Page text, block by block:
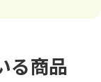
る商品